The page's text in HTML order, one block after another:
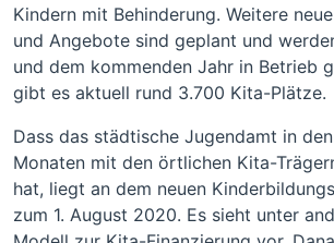
Kindern mit Behinderung. Weitere
und Angebote sind geplant und
und dem kommenden Jahr in Betrieb
gibt es aktuell rund 3.700 Kita-Plätze.
Dass das städtische Jugendamt in
Monaten mit den örtlichen Kita-
hat, liegt an dem neuen
zum 1. August 2020. Es sieht unter